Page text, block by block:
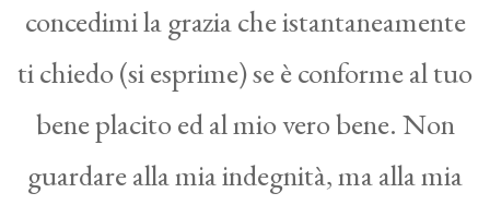
concedimi la grazia che istantaneamente
ti chiedo (si esprime) se è conforme al tuo
bene placito ed al mio vero bene. Non
guardare alla mia indegnità, ma alla mia